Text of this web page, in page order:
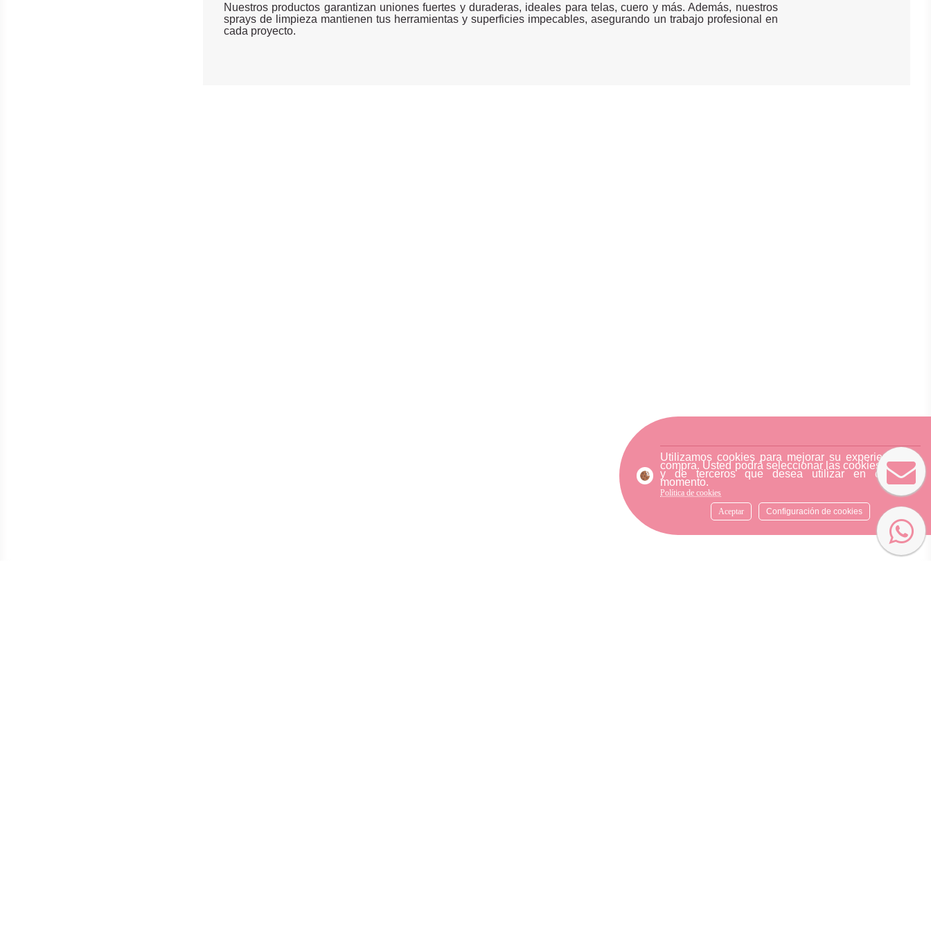
Utilizamos cookies para mejorar su experiencia de
compra. Usted podrá seleccionar las cookies nuestra
y de terceros que desea utilizar en cualquier
momento.
Política de cookies
Aceptar
Configuración de cookies
Nuestros productos garantizan uniones fuertes y duraderas, ideales para telas, cuero y más. Además, nuestros
sprays de limpieza mantienen tus herramientas y superficies impecables, asegurando un trabajo profesional en
cada proyecto.